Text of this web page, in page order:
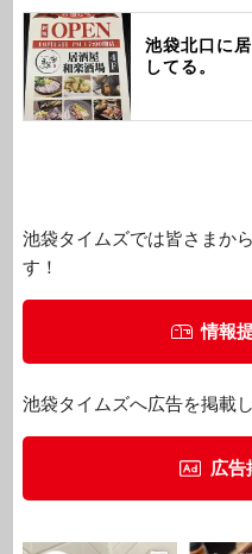
池袋北口に
してる。
池袋タイムズでは皆さまか
す！
情報
池袋タイムズへ広告を掲載
広告